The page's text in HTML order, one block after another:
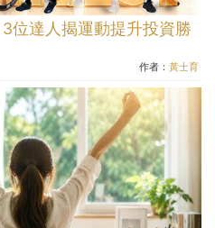
位達人揭運動提升投資勝
作者： 黃士育